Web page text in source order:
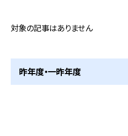
対象の記事はありません
昨年度・一昨年度